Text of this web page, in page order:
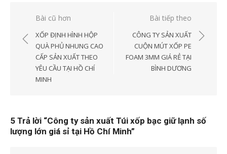
Điều
hướng
bài
viết
Bài cũ hơn
XỐP ĐỊNH HÌNH HỘP
QUÀ PHỦ NHUNG CAO
CẤP SẢN XUẤT THEO
YÊU CẦU TẠI HỒ CHÍ
MINH
Bài tiếp theo
CÔNG TY SẢN XUẤT
CUỘN MÚT XỐP PE
FOAM 3MM GIÁ RẺ TẠI
BÌNH DƯƠNG
5 Trả lời “Công ty sản xuất Túi xốp bạc giữ lạnh số
lượng lớn giá sỉ tại Hồ Chí Minh”